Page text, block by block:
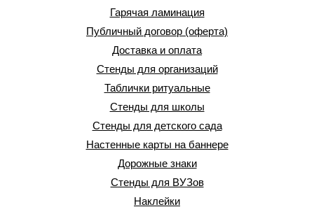
Гарячая ламинация
Публичный договор (оферта)
Доставка и оплата
Стенды для организаций
Таблички ритуальные
Стенды для школы
Стенды для детского сада
Настенные карты на баннере
Дорожные знаки
Стенды для ВУЗов
Наклейки